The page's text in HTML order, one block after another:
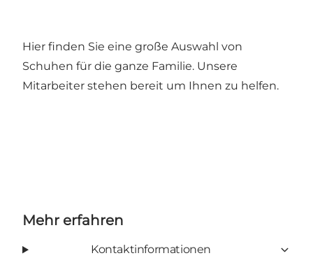
Hier finden Sie eine große Auswahl von
Schuhen für die ganze Familie. Unsere
Mitarbeiter stehen bereit um Ihnen zu helfen.
Mehr erfahren
Kontaktinformationen